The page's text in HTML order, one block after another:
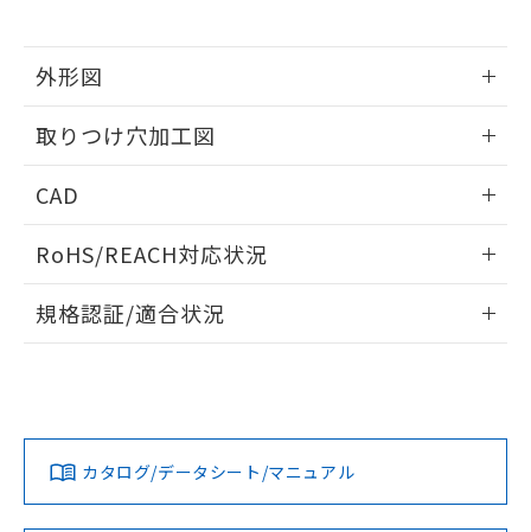
外形図
取りつけ穴加工図
CAD
ドすることができます。
ログイン/会員登録
ダウンロードデータをご利用いただく前に、以下を必ずお読
みください。
ソフトウェアの使用条件
RoHS/REACH対応状況
EU RoHS 注意事項・凡例
対応済み
規格認証/適合状況
カタログ/データシート/マニュアル
荷製品に未対応品が混在することから備考
欄に対応日を記載しておりました。
既に当社にて対応品への在庫切替を完了
していることから、特段のことがない限
り、2022年1月12日より割愛しておりま